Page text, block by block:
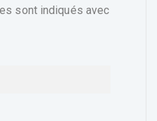
sont indiqués avec